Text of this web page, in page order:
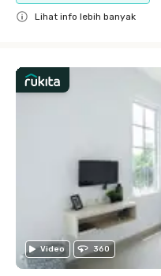
Lihat info lebih banyak
Video 360